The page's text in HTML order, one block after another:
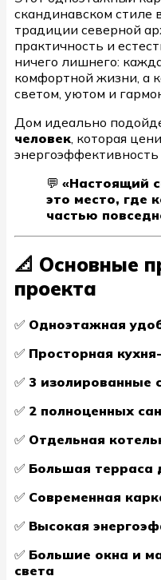
скандинавском
традиции северной
практичность и
ничего лишнего:
комфортной жизни, а
светом, уютом и
Дом идеально
человек , которая
энергоэффективность
💬 «Настоящий
это место, где
частью
📐 Основные
проекта
✅ Одноэтажная
✅ Просторная
✅ 3 изолированные
✅ 2 полноценных
✅ Отдельная
✅ Большая терраса
✅ Современная
✅ Высокая
✅ Большие окна и
света